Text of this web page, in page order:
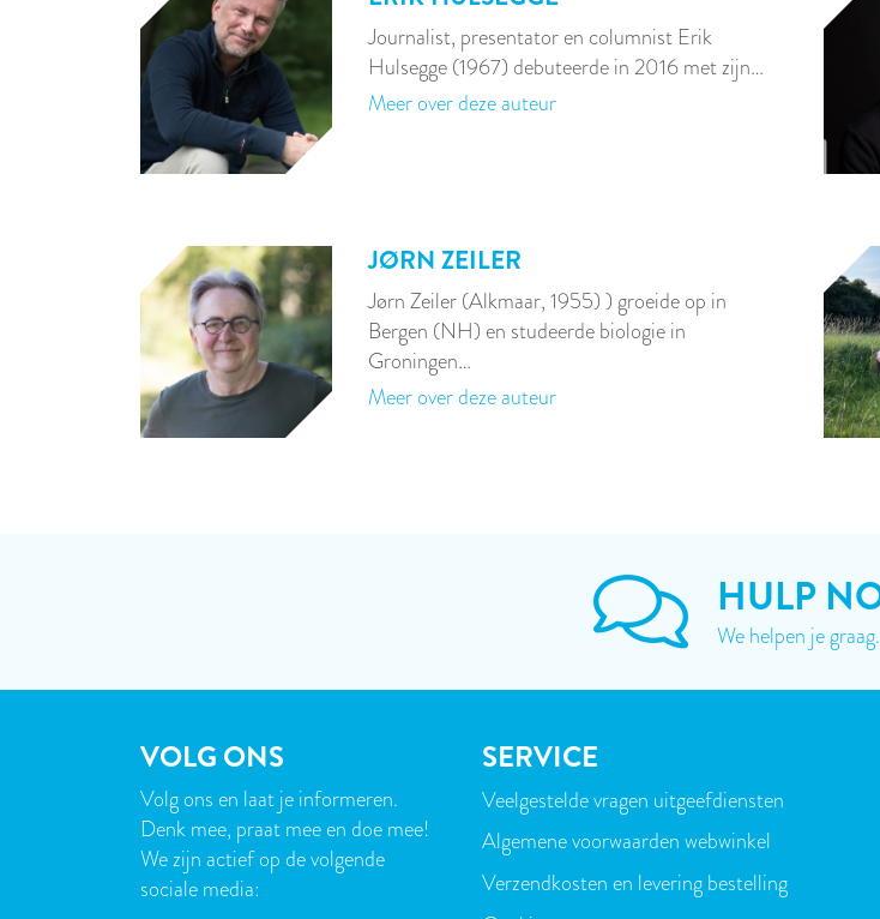
Journalist, presentator en columnist Erik
Hulsegge (1967) debuteerde in 2016 met zijn…
Meer over deze auteur
JØRN ZEILER
Jørn Zeiler (Alkmaar, 1955) ) groeide op in
Bergen (NH) en studeerde biologie in
Groningen…
Meer over deze auteur
HULP
We helpen je graag.
VOLG ONS
Volg ons en laat je informeren.
Denk mee, praat mee en doe mee!
We zijn actief op de volgende
sociale media:
SERVICE
VOET
Veelgestelde vragen uitgeefdiensten
Algemene voorwaarden webwinkel
Verzendkosten en levering bestelling